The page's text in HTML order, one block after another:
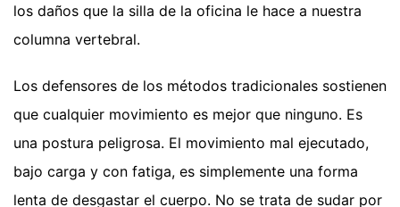
los daños que la silla de la oficina le hace a nuestra
columna vertebral.
Los defensores de los métodos tradicionales sostienen
que cualquier movimiento es mejor que ninguno. Es
una postura peligrosa. El movimiento mal ejecutado,
bajo carga y con fatiga, es simplemente una forma
lenta de desgastar el cuerpo. No se trata de sudar por